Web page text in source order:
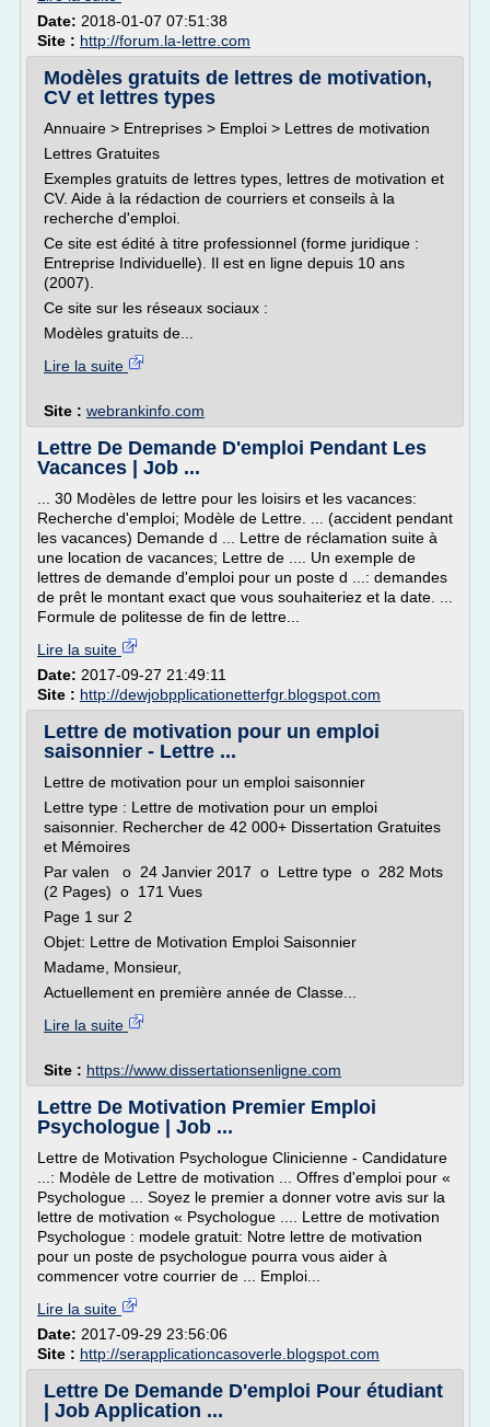
Date: 2018-01-07 07:51:38
Site : http://forum.la-lettre.com
Modèles gratuits de lettres de motivation,
CV et lettres types
Annuaire > Entreprises > Emploi > Lettres de motivation
Lettres Gratuites
Exemples gratuits de lettres types, lettres de motivation et
CV. Aide à la rédaction de courriers et conseils à la
recherche d'emploi.
Ce site est édité à titre professionnel (forme juridique :
Entreprise Individuelle). Il est en ligne depuis 10 ans
(2007).
Ce site sur les réseaux sociaux :
Modèles gratuits de...
Lire la suite
Site : webrankinfo.com
Lettre De Demande D'emploi Pendant Les
Vacances | Job ...
... 30 Modèles de lettre pour les loisirs et les vacances:
Recherche d'emploi; Modèle de Lettre. ... (accident pendant
les vacances) Demande d ... Lettre de réclamation suite à
une location de vacances; Lettre de .... Un exemple de
lettres de demande d'emploi pour un poste d ...: demandes
de prêt le montant exact que vous souhaiteriez et la date. ...
Formule de politesse de fin de lettre...
Lire la suite
Date: 2017-09-27 21:49:11
Site : http://dewjobpplicationetterfgr.blogspot.com
Lettre de motivation pour un emploi
saisonnier - Lettre ...
Lettre de motivation pour un emploi saisonnier
Lettre type : Lettre de motivation pour un emploi
saisonnier. Rechercher de 42 000+ Dissertation Gratuites
et Mémoires
Par valen o 24 Janvier 2017 o Lettre type o 282 Mots
(2 Pages) o 171 Vues
Page 1 sur 2
Objet: Lettre de Motivation Emploi Saisonnier
Madame, Monsieur,
Actuellement en première année de Classe...
Lire la suite
Site : https://www.dissertationsenligne.com
Lettre De Motivation Premier Emploi
Psychologue | Job ...
Lettre de Motivation Psychologue Clinicienne - Candidature
...: Modèle de Lettre de motivation ... Offres d'emploi pour «
Psychologue ... Soyez le premier a donner votre avis sur la
lettre de motivation « Psychologue .... Lettre de motivation
Psychologue : modele gratuit: Notre lettre de motivation
pour un poste de psychologue pourra vous aider à
commencer votre courrier de ... Emploi...
Lire la suite
Date: 2017-09-29 23:56:06
Site : http://serapplicationcasoverle.blogspot.com
Lettre De Demande D'emploi Pour étudiant
| Job Application ...